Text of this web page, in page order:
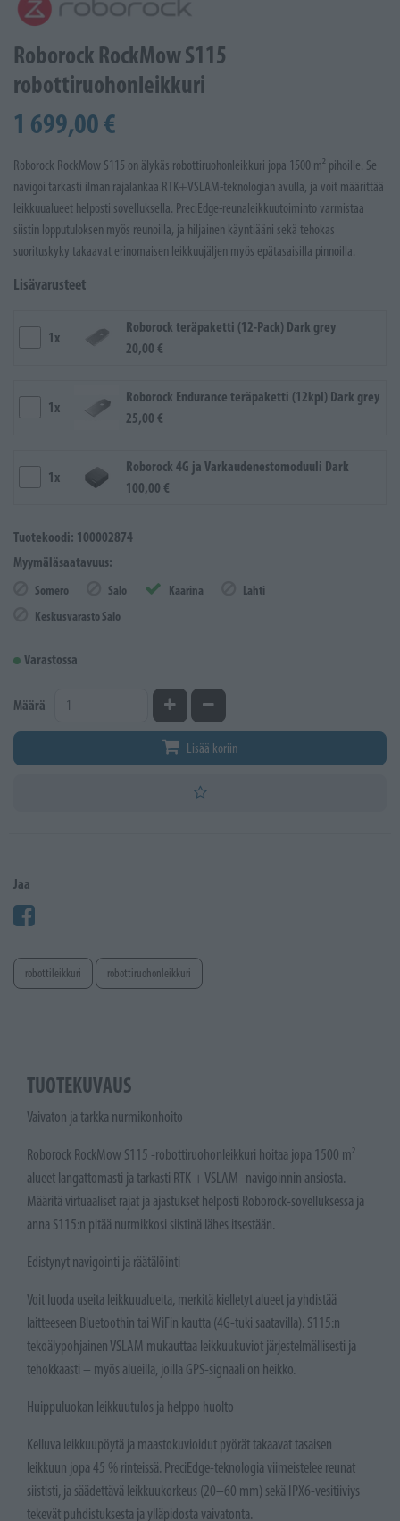
Roborock RockMow S115
robottiruohonleikkuri
1 699,00 €
Roborock RockMow S115 on älykäs robottiruohonleikkuri jopa 1500 m² pihoille. Se
navigoi tarkasti ilman rajalankaa RTK+VSLAM-teknologian avulla, ja voit määrittää
leikkuualueet helposti sovelluksella. PreciEdge-reunaleikkuutoiminto varmistaa
siistin lopputuloksen myös reunoilla, ja hiljainen käyntiääni sekä tehokas
suorituskyky takaavat erinomaisen leikkuujäljen myös epätasaisilla pinnoilla.
Lisävarusteet
1x
Roborock teräpaketti (12-Pack) Dark grey
20,00 €
1x
Roborock Endurance teräpaketti (12kpl) Dark grey
25,00 €
1x
Roborock 4G ja Varkaudenestomoduuli Dark
100,00 €
Tuotekoodi: 100002874
Myymäläsaatavuus:
Somero Salo Kaarina
Lahti
Keskusvarasto Salo
Varastossa
Määrä Kasvata määrääVähennä määrää
Lisää koriin
Jaa
robottileikkuri robottiruohonleikkuri
TUOTEKUVAUS
Vaivaton ja tarkka nurmikonhoito
Roborock RockMow S115 -robottiruohonleikkuri hoitaa jopa 1500 m²
alueet langattomasti ja tarkasti RTK + VSLAM -navigoinnin ansiosta.
Määritä virtuaaliset rajat ja ajastukset helposti Roborock-sovelluksessa ja
anna S115:n pitää nurmikkosi siistinä lähes itsestään.
Edistynyt navigointi ja räätälöinti
Voit luoda useita leikkuualueita, merkitä kielletyt alueet ja yhdistää
laitteeseen Bluetoothin tai WiFin kautta (4G-tuki saatavilla). S115:n
tekoälypohjainen VSLAM mukauttaa leikkuukuviot järjestelmällisesti ja
tehokkaasti – myös alueilla, joilla GPS-signaali on heikko.
Huippuluokan leikkuutulos ja helppo huolto
Kelluva leikkuupöytä ja maastokuvioidut pyörät takaavat tasaisen
leikkuun jopa 45 % rinteissä. PreciEdge-teknologia viimeistelee reunat
siististi, ja säädettävä leikkuukorkeus (20–60 mm) sekä IPX6-vesitiiviys
tekevät puhdistuksesta ja ylläpidosta vaivatonta.